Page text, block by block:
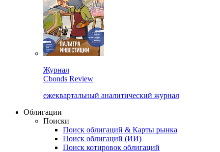
Журнал
Cbonds Review
ежеквартальный аналитический журнал
Облигации
Поиски
Поиск облигаций & Карты рынка
Поиск облигаций (ИИ)
Поиск котировок облигаций